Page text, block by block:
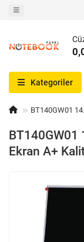
Kategoriler
BT140GW01
BT140GW01
Ekran A+